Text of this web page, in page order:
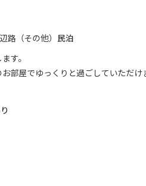
路（その他） 民泊
す。
部屋でゆっくりと過ごしていただけ
くまの里山体験』もお楽しみいた